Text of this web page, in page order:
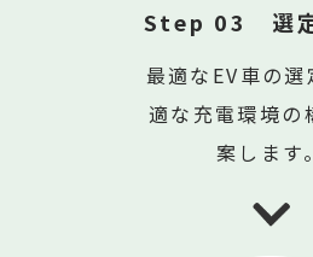
Step 03 選
最適なEV車の選
適な充電環境の
案します。